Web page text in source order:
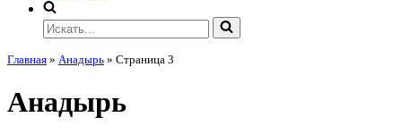
Главная » Анадырь » Страница 3
Анадырь